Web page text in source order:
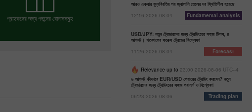
গ্রাহকদের জন্য পছন্দের বোনাসসমুহ
আরও একবার যুদ্ধবিরতির পর জ্বালানি তেলের দর স্থিতিশীল হয়েছে
12:16 2026-08-04
Fundamental analysis
USD/JPY: নতুন ট্রেডারদের জন্য ট্রেডিংয়ের সহজ টিপস, ৪
আগস্ট। গতকালের ফরেক্স ট্রেডের বিশ্লেষণ
11:26 2026-08-04
Forecast
Relevance up to 23:00 2026-08-06 UTC--4
৬ আগস্ট কীভাবে EUR/USD পেয়ারের ট্রেডিং করবেন? নতুন
ট্রেডারদের জন্য ট্রেডিংয়ের সহজ পরামর্শ ও বিশ্লেষণ
06:23 2026-08-06
Trading plan